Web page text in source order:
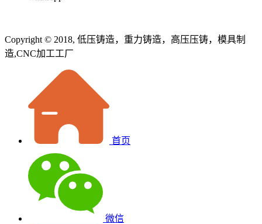
Copyright © 2018, 低压铸造，重力铸造，高压压铸，模具制
造,CNC加工工厂
首页
微信